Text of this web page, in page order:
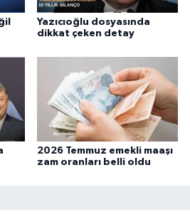
Yazıcıoğlu dosyasında
dikkat çeken detay
2026 Temmuz emekli maaşı
zam oranları belli oldu